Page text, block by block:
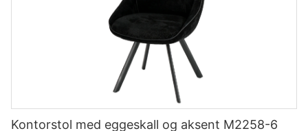
Kontorstol med eggeskall og aksent M2258-6